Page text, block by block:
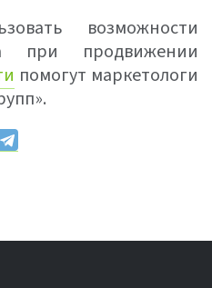
возможности
при продвижении
помогут маркетологи